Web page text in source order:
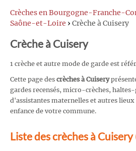
Crèches en Bourgogne-Franche-
Saône-et-Loire › Crèche à Cuisery
Crèche à Cuisery
1 crèche et autre mode de garde est
Cette page des crèches à Cuisery
gardes recensés, micro-crèches,
d'assistantes maternelles et autres
enfance de votre commune.
Liste des crèches à